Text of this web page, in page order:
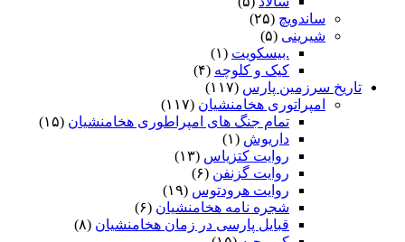
ساندویچ (۲۵)
شیرینی (۵)
.بیسکویت (۱)
کیک و کلوچه (۴)
تاریخ سرزمین پارس (۱۱۷)
امپراتوری هخامنشیان (۱۱۷)
تمام جنگ های امپراطوری هخامنشیان (۱۵)
داریوش (۱)
روایت کتزیاس (۱۳)
روایت گزنفن (۶)
روایت هرودتوس (۱۹)
شجره نامه هخامنشیان (۶)
قبایل پارسی در زمان هخامنشیان (۸)